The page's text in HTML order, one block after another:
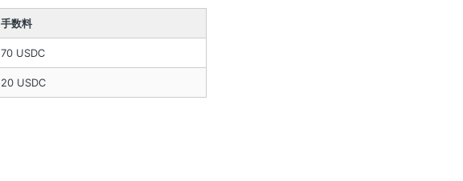
手数料
70 USDC
20 USDC